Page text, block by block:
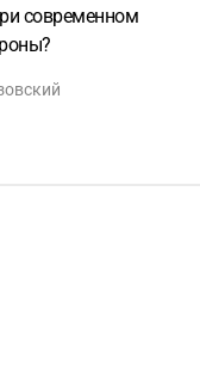
современном